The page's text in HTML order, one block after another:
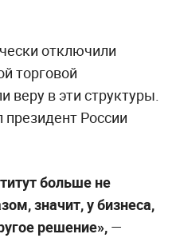
отключили
торговой
веру в эти структуры.
России
больше не
значит, у бизнеса,
решение»,—